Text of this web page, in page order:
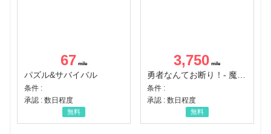
67
パズル&サバイバル
条件 :
承認 : 数日程度
無料
3,750
条件 :
承認 : 数日程度
無料